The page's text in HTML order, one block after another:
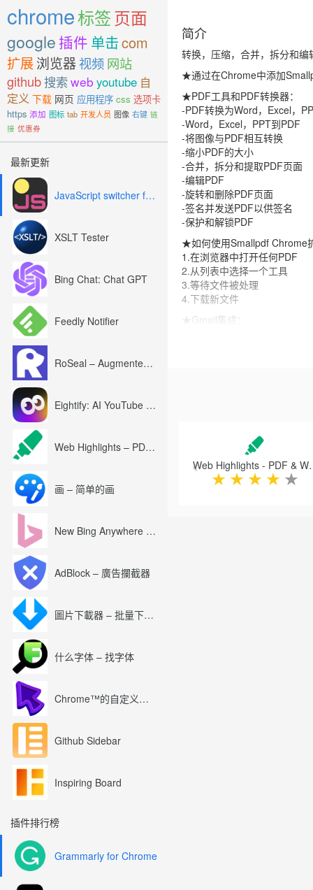
chrome标签页面
google 插件 单击com
扩展浏览器 视频网站
github搜索web youtube 自
定义 下载 网页 应用程序 css 选项卡
https 添加 图标 tab 开发人员 图像 右键 链
接 优惠券
最新更新
JavaScript switcher for SEO and development
XSLT Tester
Bing Chat: Chat GPT
Feedly Notifier
RoSeal – Augmented Roblox Experience
Eightify: AI YouTube Summary with ChatGPT
Web Highlights – PDF & Web Highlighter
画 – 简单的画
New Bing Anywhere (Bing Chat GPT-4)
AdBlock – 廣告攔截器
圖片下載器 – 批量下載圖片
什么字体 – 找字体
Chrome™的自定义光标
Github Sidebar
Inspiring Board
插件排行榜
Grammarly for Chrome
简介
转换，压缩，合并，拆分和编
★通过在Chrome中添加
★PDF工具和PDF转换器：
-PDF转换为Word，Excel，
-Word，Excel，PPT到PDF
-将图像与PDF相互转换
-缩小PDF的大小
-合并，拆分和提取PDF页面
-编辑PDF
-旋转和删除PDF页面
-签名并发送PDF以供签名
-保护和解锁PDF
★如何使用Smallpdf Chrome
1.在浏览器中打开任何PDF
2.从列表中选择一个工具
3.等待文件被处理
4.下载新文件
★Gmail集成：
★使用Smallpdf Pro帐户加电
-无限使用：在所有工具上处
– 无广告
-批处理：一次处理数百个文件
Web
★ ★ ★ ★ ★